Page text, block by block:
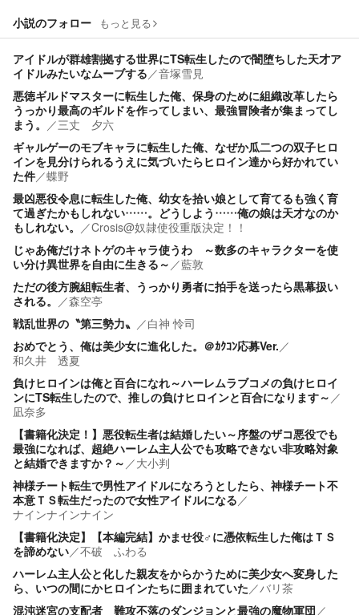
小説のフォロー もっと見る
アイドルが群雄割拠する世界にTS転生したので闇堕ちした天才ア
イドルみたいなムーブする／音塚雪見
悪徳ギルドマスターに転生した俺、保身のために組織改革したら
うっかり最高のギルドを作ってしまい、最強冒険者が集まってし
まう。 ／三丈 夕六
ギャルゲーのモブキャラに転生した俺、なぜか瓜二つの双子ヒロ
インを見分けられるうえに気づいたらヒロイン達から好かれてい
た件／蝶野
最凶悪役令息に転生した俺、幼女を拾い娘として育てるも強く育
て過ぎたかもしれない……。どうしよう……俺の娘は天才なのか
もしれない。 ／Crosis@奴隷使役重版決定！！
じゃあ俺だけネトゲのキャラ使うわ ～数多のキャラクターを使
い分け異世界を自由に生きる～ ／藍敦
ただの後方腕組転生者、うっかり勇者に拍手を送ったら黒幕扱い
される。 ／森空亭
戦乱世界の〝第三勢力〟 ／白神 怜司
おめでとう、俺は美少女に進化した。＠ｶｸｺﾝ応募Ver.／
和久井 透夏
負けヒロインは俺と百合になれ～ハーレムラブコメの負けヒロイ
ンにTS転生したので、推しの負けヒロインと百合になります～ ／
凪奈多
【書籍化決定！】悪役転生者は結婚したい～序盤のザコ悪役でも
最強になれば、超絶ハーレム主人公でも攻略できない非攻略対象
と結婚できますか？～ ／大小判
神様チート転生で男性アイドルになろうとしたら、神様チート不
本意ＴＳ転生だったので女性アイドルになる／
ナインナインナイン
【書籍化決定】【本編完結】かませ役♂に憑依転生した俺はＴＳ
を諦めない／不破 ふわる
ハーレム主人公と化した親友をからかうために美少女へ変身した
ら、いつの間にかヒロインたちに囲まれていた／バリ茶
混沌迷宮の支配者 難攻不落のダンジョンと最強の魔物軍団／